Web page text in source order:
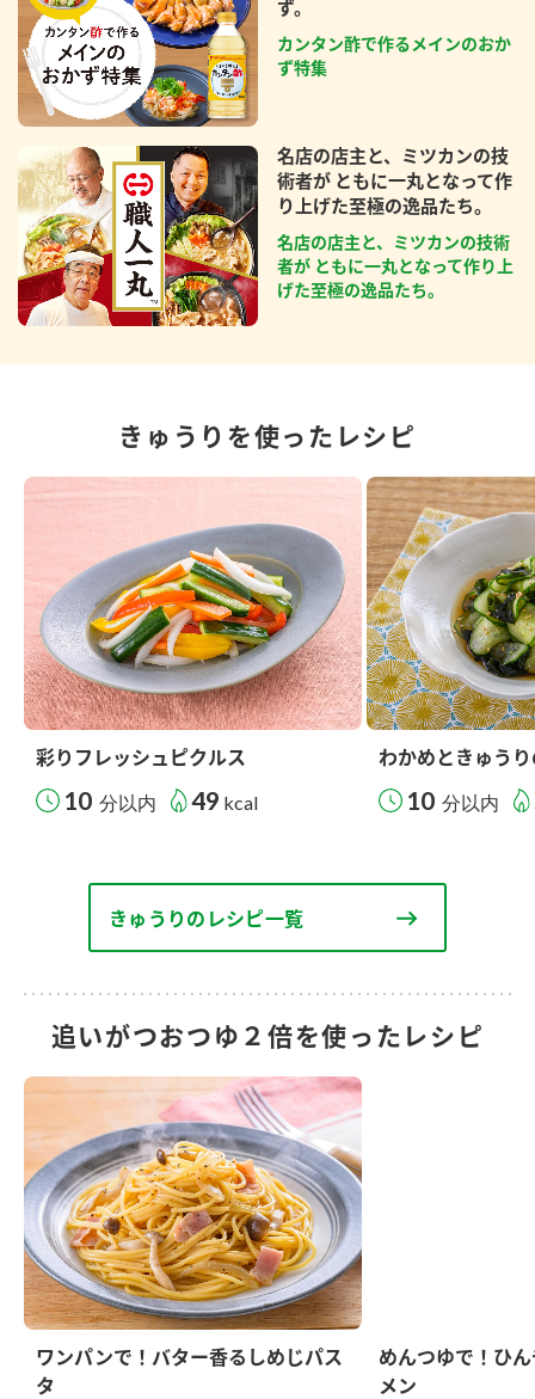
ず。
カンタン酢で作るメインのおか
ず特集
名店の店主と、ミツカンの技
術者が ともに一丸となって作
り上げた至極の逸品たち。
名店の店主と、ミツカンの技術
者が ともに一丸となって作り上
げた至極の逸品たち。
きゅうりを使ったレシピ
彩りフレッシュピクルス
10 分以内 49 kcal
わかめときゅう
10 分以内
きゅうりのレシピ一覧
追いがつおつゆ２倍を使ったレシピ
ワンパンで！バター香るしめじパス
タ
めんつゆで！ひ
メン